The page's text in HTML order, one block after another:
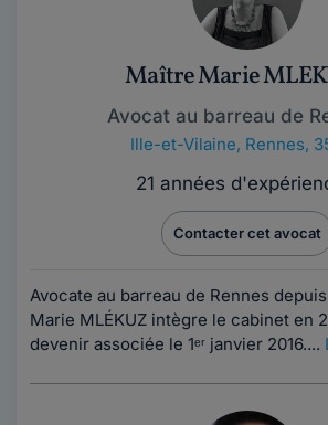
Maître Marie
Avocat au barreau de
Ille-et-Vilaine, Rennes,
21 années
Contacter cet avocat
Avocate au barreau de Rennes
Marie MLÉKUZ intègre le cabinet en
devenir associée le 1ᵉʳ janvier 2016....